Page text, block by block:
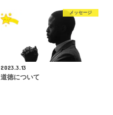
メッセージ
2023.3.13
道徳について